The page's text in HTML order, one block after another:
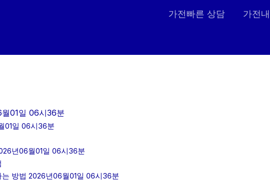
가전빠른 상담 가전
01일 06시36분
01일 06시36분
년06월01일 06시36분
방법 2026년06월01일 06시36분